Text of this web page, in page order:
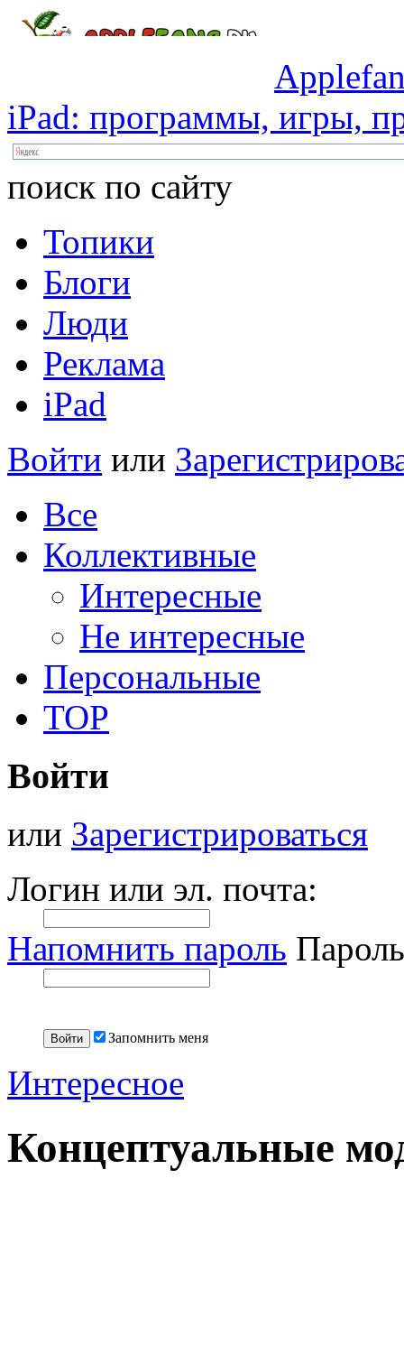
iPad: программы, игры,
поиск по сайту
Топики
Блоги
Люди
Реклама
iPad
Войти или
Все
Коллективные
Интересные
Не интересные
Персональные
TOP
Войти
или Зарегистрироваться
Логин или эл. почта:
Напомнить пароль
Запомнить меня
Интересное
Концептуальные